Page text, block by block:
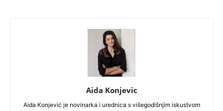
Aida Konjevic
Aida Konjević je novinarka i urednica s višegodišnjim iskustvom